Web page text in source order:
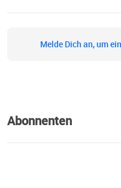
Melde Dich an, um
Abonnenten